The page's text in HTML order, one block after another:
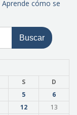
Aprende cómo se
S
D
5
6
12
13